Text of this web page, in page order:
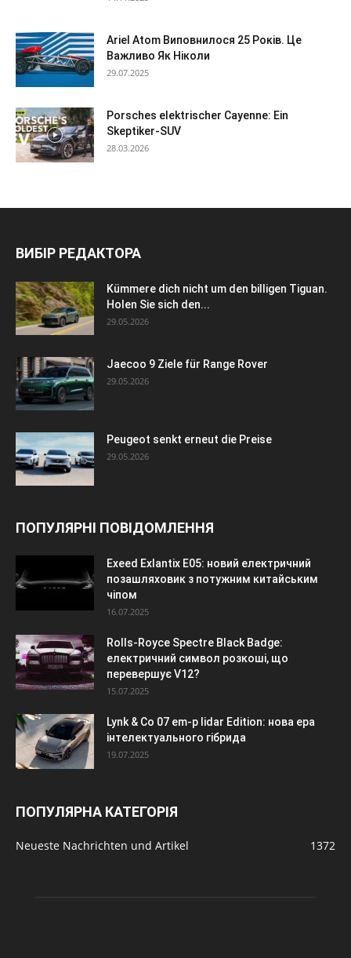
Ariel Atom Виповнилося 25 Років. Це
Важливо Як Ніколи
29.07.2025
Porsches elektrischer Cayenne: Ein
Skeptiker-SUV
28.03.2026
ВИБІР РЕДАКТОРА
Kümmere dich nicht um den billigen Tiguan.
Holen Sie sich den...
29.05.2026
Jaecoo 9 Ziele für Range Rover
29.05.2026
Peugeot senkt erneut die Preise
29.05.2026
ПОПУЛЯРНІ ПОВІДОМЛЕННЯ
Exeed Exlantix E05: новий електричний
позашляховик з потужним китайським
чіпом
16.07.2025
Rolls-Royce Spectre Black Badge:
електричний символ розкоші, що
перевершує V12?
15.07.2025
Lynk & Co 07 em-p lidar Edition: нова ера
інтелектуального гібрида
19.07.2025
ПОПУЛЯРНА КАТЕГОРІЯ
Neueste Nachrichten und Artikel 1372